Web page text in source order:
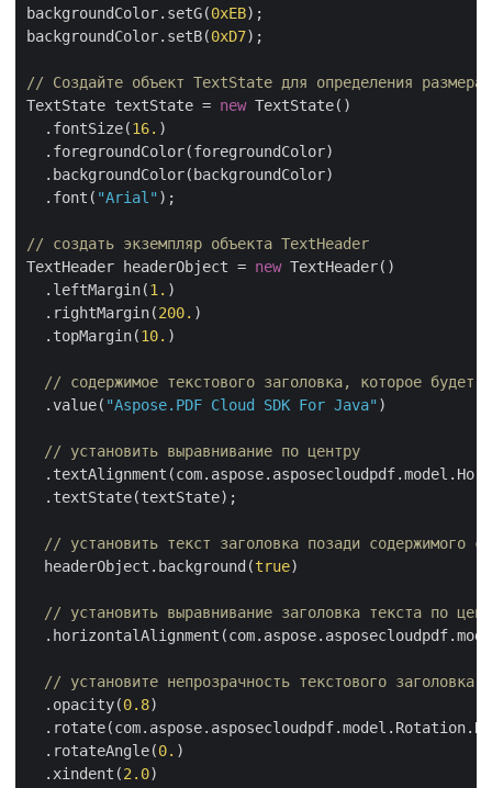
backgroundColor.setG(0xEB);
backgroundColor.setB(0xD7);
// Создайте объект TextState для определения
TextState textState = new TextState()
  .fontSize(
16. )
  .foregroundColor(foregroundColor)
  .backgroundColor(backgroundColor)
  .font(
"Arial" );
// создать экземпляр объекта TextHeader
TextHeader headerObject = new TextHeader()
  .leftMargin(
1. )
  .rightMargin(
200. )
  .topMargin(
10. )
// содержимое текстового заголовка, которое будет
  .value(
"Aspose.PDF Cloud SDK For Java" )
// установить выравнивание по центру
  .textState(textState);
// установить текст заголовка позади содержимого
  headerObject.background(
true)
// установить выравнивание заголовка текста по
// установите непрозрачность текстового заголовка
  .opacity(
0.8)
  .rotateAngle(
0. )
  .xindent(
2.0)